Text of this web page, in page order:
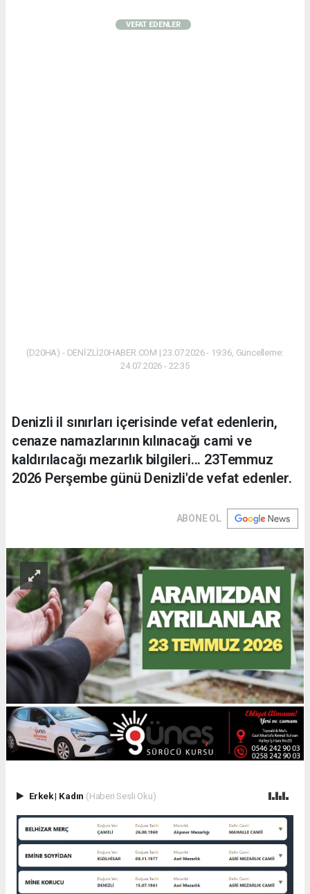
VEFAT EDENLER
(D20HA) - DENİZLİ20HABER.COM | 23.07.2026 - 19:36, Güncelleme:
24.07.2026 - 22:35
Denizli il sınırları içerisinde vefat edenlerin,
cenaze namazlarının kılınacağı cami ve
kaldırılacağı mezarlık bilgileri... 23Temmuz
2026 Perşembe günü Denizli'de vefat edenler.
ABONE OL
Erkek| Kadın (Haberi Sesli Oku)